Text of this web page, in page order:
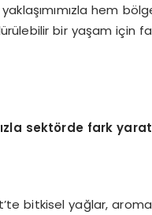
hem
bir yaşam için
sektörde fark
bitkisel yağlar,